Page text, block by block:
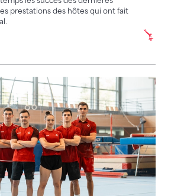
prestations des hôtes qui ont fait
par une jeune équipe aux